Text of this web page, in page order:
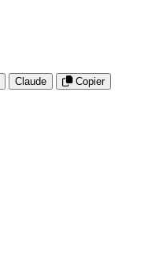
Claude
Copier